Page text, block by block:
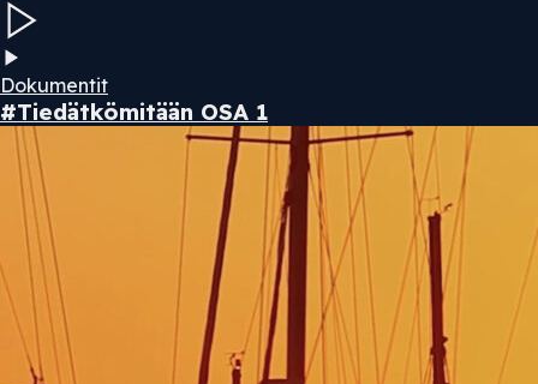
Dokumentit
#Tiedätkömitään OSA 1